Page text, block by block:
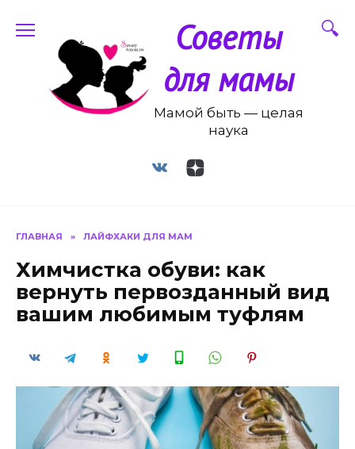
содержанию
Советы
для мамы
Мамой быть — целая
наука
ГЛАВНАЯ » ЛАЙФХАКИ ДЛЯ МАМ
Химчистка обуви: как
вернуть первозданный вид
вашим любимым туфлям